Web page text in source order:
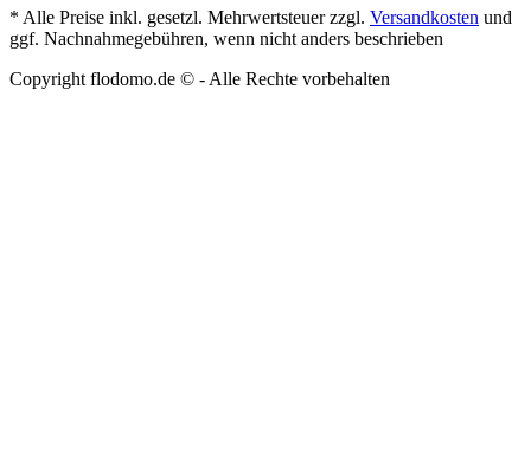
* Alle Preise inkl. gesetzl. Mehrwertsteuer zzgl. Versandkosten und
ggf. Nachnahmegebühren, wenn nicht anders beschrieben
Copyright flodomo.de © - Alle Rechte vorbehalten